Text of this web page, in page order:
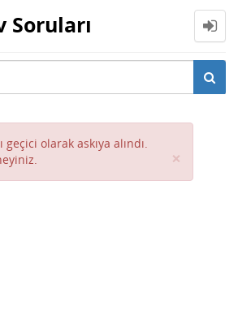
Soruları
geçici olarak askıya alındı.
×